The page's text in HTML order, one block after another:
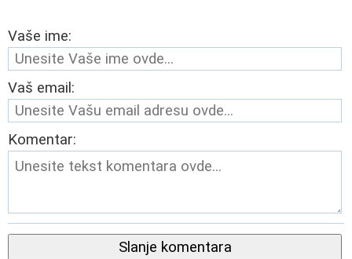
Vaše ime:
Vaš email:
Komentar:
Slanje komentara